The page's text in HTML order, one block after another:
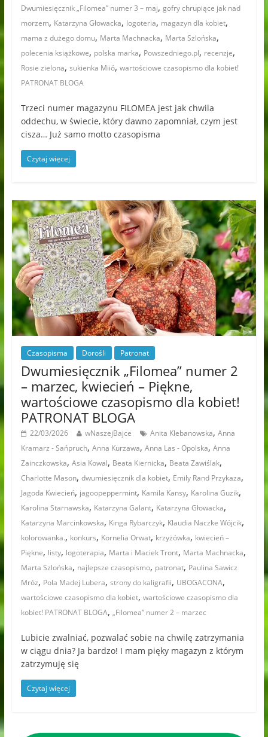
Dwumiesięcznik „Filomea” numer 3 – maj, gofry chrupiące jak nad
morzem, Katarzyna Głowacka, logoteria, magazyn dla kobiet,
mama z dużego domu, Marta Machnacka, Marta Szlońska,
polecenia książkowe, polska marka, Powszedniego.pl, recenzje,
Rosie zielona, sukienka Miió, wartościowe czasopismo dla kobiet!
PATRONAT BLOGA
Trzeci numer magazynu FILOMEA jest jak chwila
oddechu, w świecie, który dawno zapomniał, czym jest
cisza… Już samo motto czasopisma
Czytaj więcej
Czasopisma Dorośli Patronat
Dwumiesięcznik „Filomea” numer 2
– marzec, kwiecień – Piękne,
wartościowe czasopismo dla kobiet!
PATRONAT BLOGA
22/03/2026 wNaszejBajce Anita Klebanowska, Anna
Kramarz - Sańpruch, Anna Kurzawa, Anna Las - Opolska, Anna
Zainczkowska, Asia Kowal, Beata Kiernicka, Beata Zawiślak,
Charlotte Mason, dwumiesięcznik dla kobiet, Emily Rand Przykaza,
Jagoda Kwiecień, jagoopeppermint, Kamila Kansy, Karolina Guzik,
Karolina Starnawska, Katarzyna Galant, Katarzyna Głowacka,
Katarzyna Marcinkowska, Kinga Rybarczyk, Klaudia Naczke Wójcik,
kolorowanka., konkurs, Kornelia Orwat, krzyżówka, kwiecień –
Piękne, listy, logoterapia, Marta i Maciek Tront, Marta Machnacka,
Marta Szlońska, najlepsze czasopismo, patronat, Paulina Sawicz
Mróz, Pola Madej Lubera, strony do kaligrafii, UBOGACONA,
wartościowe czasopismo dla kobiet, wartościowe czasopismo dla
kobiet! PATRONAT BLOGA, „Filomea” numer 2 – marzec
Lubicie zwalniać, pozwalać sobie na chwilę zatrzymania
w ciągu dnia? Ja bardzo! I mam pięky magazyn z którym
zatrzymuję się
Czytaj więcej